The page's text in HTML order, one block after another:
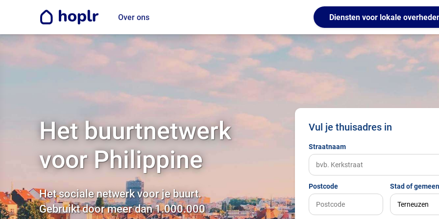
Over ons Diensten voor lokale
Het buurtnetwerk
voor Philippine
Het sociale netwerk voor je buurt.
Gebruikt door meer dan 1.000.000
Vul je thuisadres in
Straatnaam
Postcode Stad of